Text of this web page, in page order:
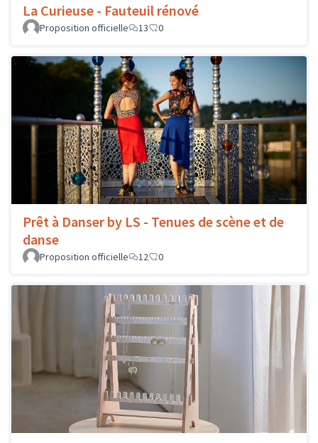
La Curieuse - Fauteuil rénové
Proposition officielle 13 0
Prêt à Danser by LS - Tenues de scène et de
danse
Proposition officielle 12 0